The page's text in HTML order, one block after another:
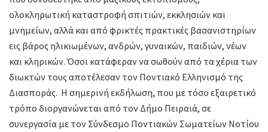
ολοκληρωτική καταστροφή σπιτιών, εκκλησιών και
μνημείων, αλλά και από φρικτές πρακτικές βασανιστηρίων
εις βάρος ηλικιωμένων, ανδρών, γυναικών, παιδιών, νέων
και κληρικών. Όσοι κατάφεραν να σωθούν από τα χέρια των
διωκτών τους αποτέλεσαν τον Ποντιακό Ελληνισμό της
Διασποράς. Η σημερινή εκδήλωση, που με τόσο εξαιρετικό
τρόπο διοργανώνεται από τον Δήμο Πειραιά, σε
συνεργασία με τον Σύνδεσμο Ποντιακών Σωματείων Νοτίου